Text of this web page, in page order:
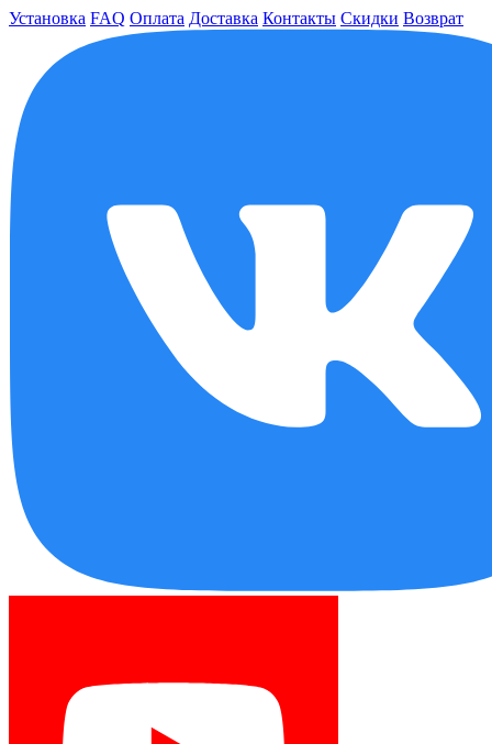
Установка FAQ Оплата Доставка Контакты Скидки Возврат